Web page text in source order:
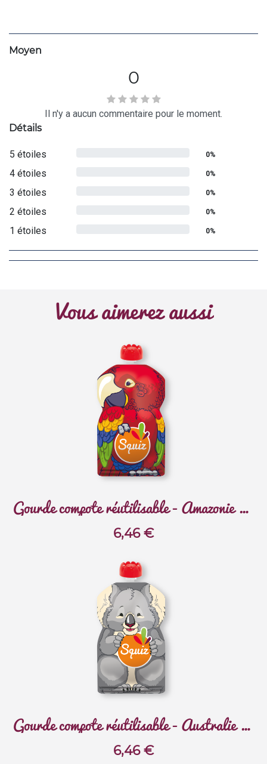
Moyen
0
Il n'y a aucun commentaire pour le moment.
Détails
5 étoiles 0%
4 étoiles 0%
3 étoiles 0%
2 étoiles 0%
1 étoiles 0%
Vous aimerez aussi
Gourde compote réutilisable - Amazonie - Perroquet
6,46€
Gourde compote réutilisable - Australie - Koala
6,46€